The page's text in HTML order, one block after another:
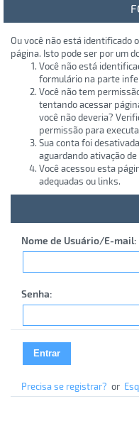
Ou você não está identificado
página. Isto pode ser por um
Você não está
formulário na parte
Você não tem
tentando acessar
você não deveria?
permissão para
Sua conta foi
aguardando ativação de
Você acessou esta
adequadas ou links.
Nome de Usuário/E-mail:
Senha:
Precisa se registrar? or